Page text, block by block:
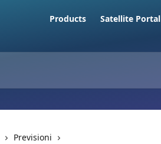
Products Satellite Portal
Previsioni